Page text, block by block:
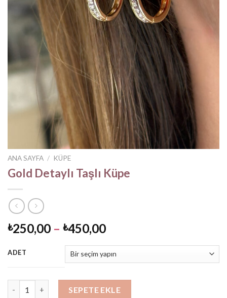
ANA SAYFA / KÜPE
Gold Detaylı Taşlı Küpe
₺250,00 – ₺450,00Fiyat
₺250,00
-
₺450,00
ADET
SEPETE EKLE